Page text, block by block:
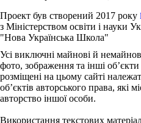
Проект був створений 2017 року
з Міністерством освіти і науки
"Нова Українська Школа"
Усі виключні майнові й
фото, зображення та інші
розміщені на цьому сайті
об’єктів авторського права, які
авторство іншої особи.
Використання текстових